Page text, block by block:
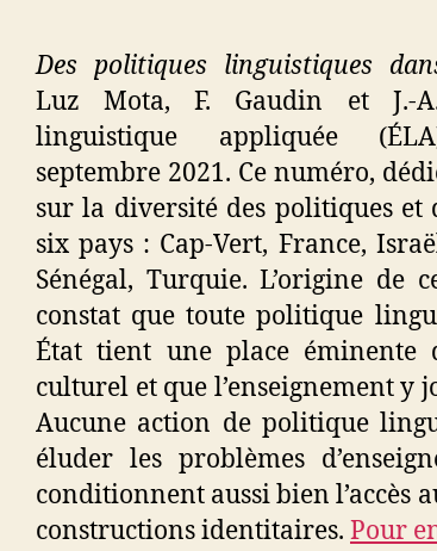
Des politiques linguistiques
Luz
Mota, F. Gaudin et J.-
linguistique appliquée
septembre 2021. Ce numéro,
sur la diversité des politiques et
six pays : Cap-Vert, France,
Sénégal, Turquie. L’origine de
constat que toute politique
État tient une place éminente
culturel et que l’enseignement y
Aucune action de politique
éluder les problèmes
conditionnent aussi bien l’accès
constructions identitaires. Pour